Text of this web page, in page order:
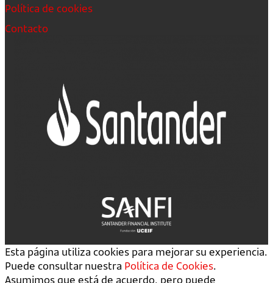
Política de cookies
Contacto
Esta página utiliza cookies para mejorar su experiencia.
Puede consultar nuestra Política de Cookies.
Asumimos que está de acuerdo, pero puede